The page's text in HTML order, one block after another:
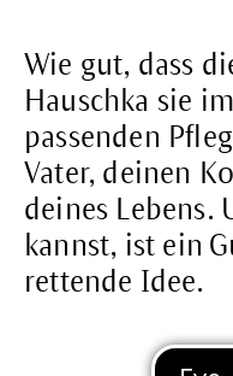
Wie gut, dass
Hauschka sie
passenden
Vater, deinen
deines Lebens.
kannst, ist ein
rettende Idee.